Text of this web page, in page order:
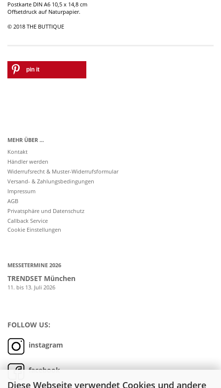
Diese Webseite verwendet Cookies und andere
Postkarte DIN A6 10,5 x 14,8 cm
Offsetdruck auf Naturpapier.
© 2018 THE BUTTIQUE
pin it
MEHR ÜBER ...
Kontakt
Händler werden
Widerrufsrecht & Muster-Widerrufsformular
Versand- & Zahlungsbedingungen
Impressum
AGB
Privatsphäre und Datenschutz
Callback Service
Cookie Einstellungen
MESSETERMINE 2026
TRENDSET München
11. bis 13. Juli 2026
FOLLOW US:
instagram
facebook